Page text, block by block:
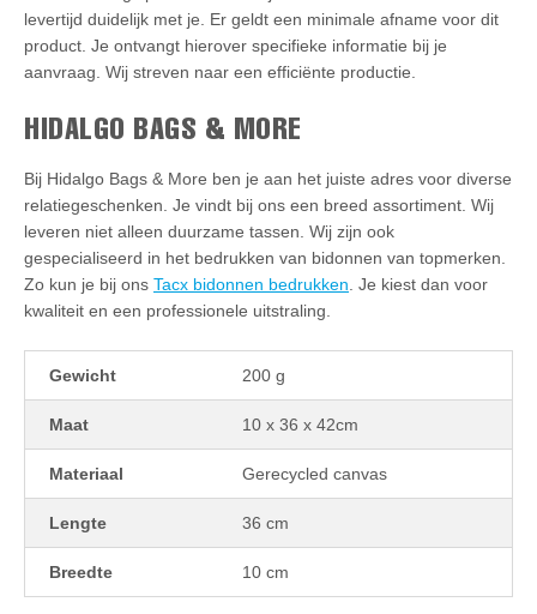
levertijd duidelijk met je. Er geldt een minimale afname voor dit
product. Je ontvangt hierover specifieke informatie bij je
aanvraag. Wij streven naar een efficiënte productie.
HIDALGO BAGS & MORE
Bij Hidalgo Bags & More ben je aan het juiste adres voor diverse
relatiegeschenken. Je vindt bij ons een breed assortiment. Wij
leveren niet alleen duurzame tassen. Wij zijn ook
gespecialiseerd in het bedrukken van bidonnen van topmerken.
Zo kun je bij ons Tacx bidonnen bedrukken . Je kiest dan voor
kwaliteit en een professionele uitstraling.
Gewicht 200 g
Maat 10 x 36 x 42cm
Materiaal Gerecycled canvas
Lengte 36 cm
Breedte 10 cm